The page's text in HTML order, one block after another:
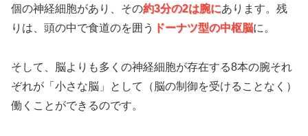
個の神経細胞があり、その約3分の2は腕にあります。残
りは、頭の中で食道のを囲う
ドーナツ型の中枢脳に。
そして、脳よりも多くの神経細胞が存在する8本の腕それ
ぞれが「小さな脳」として（脳の制御を受けることなく）
働くことができるのです。